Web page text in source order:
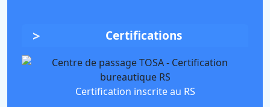
Certifications
Certification inscrite au RS